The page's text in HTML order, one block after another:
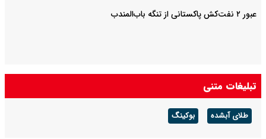
عبور ۲ نفت‌کش پاکستانی از تنگه باب‌المندب
تبلیغات متنی
طلای آبشده بوکینگ